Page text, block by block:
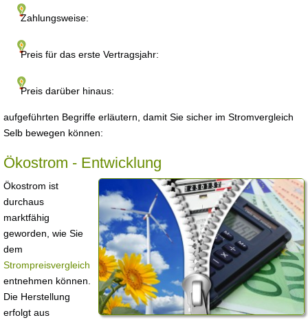
Zahlungsweise:
Preis für das erste Vertragsjahr:
Preis darüber hinaus:
aufgeführten Begriffe erläutern, damit Sie sicher im Stromvergleich
Selb bewegen können:
Ökostrom - Entwicklung
Ökostrom ist
durchaus
marktfähig
geworden, wie Sie
dem
Strompreisvergleich
entnehmen können.
Die Herstellung
erfolgt aus